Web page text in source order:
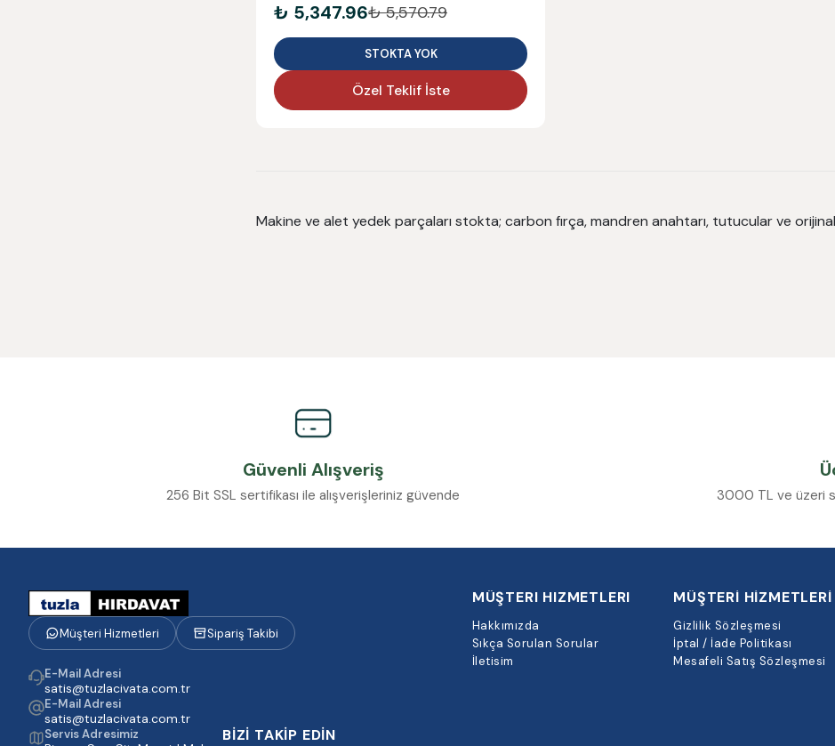
₺ 5,347.96₺ 5,570.79
STOKTA YOK
Özel Teklif İste
Makine ve alet yedek parçaları stokta; carbon fırça, mandren anahtarı, tutucular ve
Güvenli Alışveriş
256 Bit SSL sertifikası ile alışverişleriniz güvende 3000 TL ve üzeri
Müşteri Hizmetleri Sipariş Takibi
E-Mail Adresi
satis@tuzlacivata.com.tr
E-Mail Adresi
satis@tuzlacivata.com.tr
Servis Adresimiz BİZİ TAKİP EDİN
MÜŞTERI HIZMETLERI
Hakkımızda
Sıkça Sorulan Sorular
İletisim
MÜŞTERİ HİZMETLERİ
Gizlilik Sözleşmesi
İptal / İade Politikası
Mesafeli Satış Sözleşmesi